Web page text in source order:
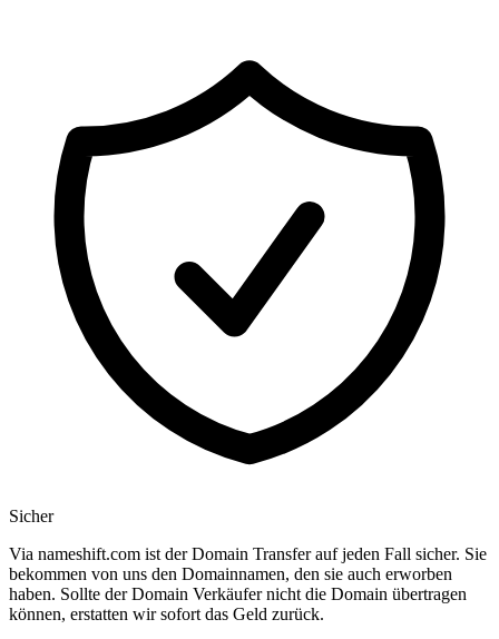
Sicher
Via nameshift.com ist der Domain Transfer auf jeden Fall sicher. Sie
bekommen von uns den Domainnamen, den sie auch erworben
haben. Sollte der Domain Verkäufer nicht die Domain übertragen
können, erstatten wir sofort das Geld zurück.